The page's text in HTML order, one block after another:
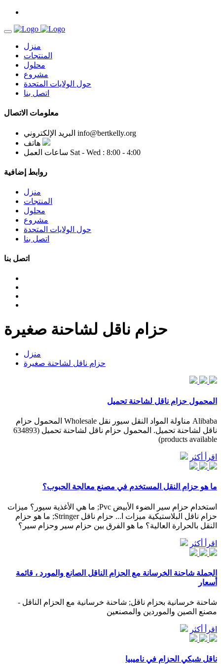
منزل
المنتجات
محلول
مشروع
حول الولايات المتحدة
اتصل بنا
معلومات الاتصال
البريد الإلكتروني info@bertkelly.org
هاتف
ساعات العمل Sat - Wed : 8:00 - 4:00
روابط إضافية
منزل
المنتجات
محلول
مشروع
حول الولايات المتحدة
اتصل بنا
اتصل بنا
حزام ناقل لشاحنة صغيرة
منزل
حزام ناقل لشاحنة صغيرة
المحمول حزام ناقل لشاحنة تحميل
Alibaba مناولة المواد النقل سيور نقل Wholesale المحمول حزام
ناقل لشاحنة تحميل. المحمول حزام ناقل لشاحنة تحميل (634893
products available)
اقرأ أكثر
ما هو حزام النقل المستخدم في مصنع معالجة الحبوب؟
استخدام حزام سير الضوء الأبيض Pvc; ما هي الأغذية سيور؟ ميزات
حزام ناقل البلاستيكية ميزات ا... حزام ناقل Stringer; ما هو حزام
النقل بالحرارة العالية؟ ما هو الفرق بين حزام سير وحزام سير؟
اقرأ أكثر
الجملة شاحنة الخرسانة مع الحزام الناقل الصانع والمورد ، قائمة
أسعار
شاحنة خرسانية بحزام ناقل; شاحنة خرسانية مع الحزام الناقل -
مصنع الصين والموردين والمصنعين
اقرأ أكثر
ناقل شبكي الحزام في ناميبيا